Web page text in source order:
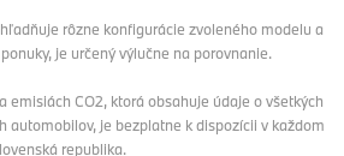
rôzne konfigurácie zvoleného modelu a
je určený výlučne na porovnanie.
emisiách CO2, ktorá obsahuje údaje o všetkých
automobilov, je bezplatne k dispozícii v každom
republika.